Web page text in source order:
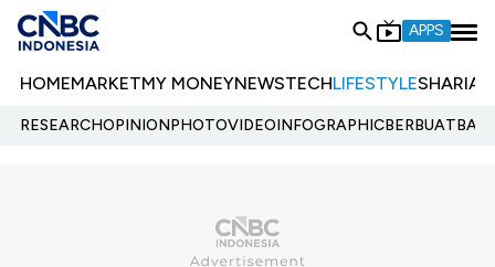
APPS
HOMEMARKETMY MONEYNEWSTECHLIFESTYLESHARIA
RESEARCHOPINIONPHOTOVIDEOINFOGRAPHIC